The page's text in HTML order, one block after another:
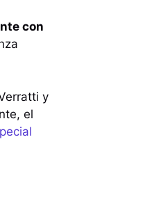
con
y
el